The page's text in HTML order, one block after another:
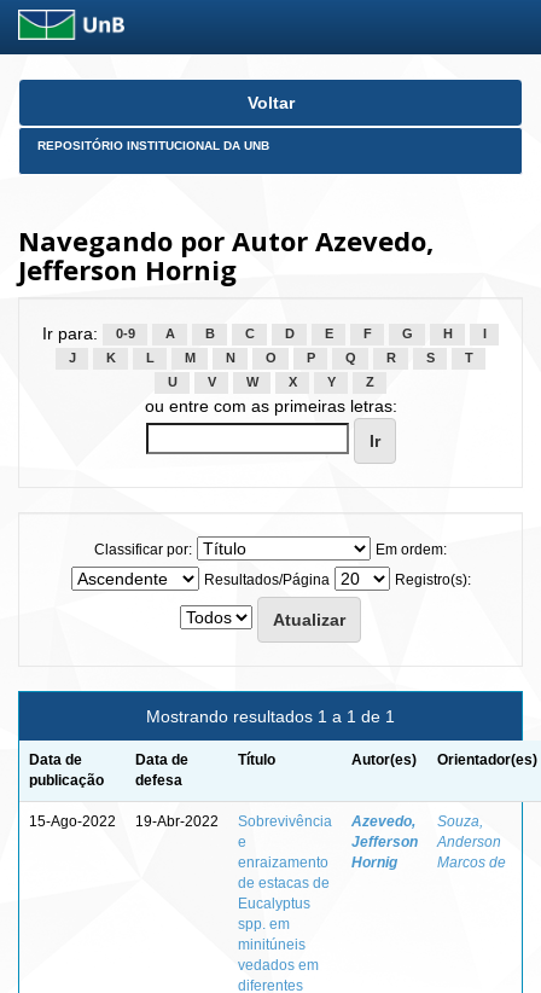
Skip
Voltar
REPOSITÓRIO INSTITUCIONAL DA UNB
Navegando por Autor Azevedo,
Jefferson Hornig
Ir para: 0-9 A B C D E F G H
J
K L M N O P Q R S
T
U
V W X Y Z
ou entre com as primeiras letras:
Classificar por:
Em ordem:
Resultados/Página
Registro(s):
Mostrando resultados 1 a 1 de 1
Data de
publicação
Data de
defesa
Título Autor(es) Orientador(es)
15-Ago-2022 19-Abr-2022
Sobrevivência
e
enraizamento
de estacas de
Eucalyptus
spp. em
minitúneis
vedados em
diferentes
Azevedo,
Jefferson
Hornig
Souza,
Anderson
Marcos de